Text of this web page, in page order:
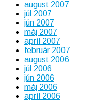
august 2007
júl 2007
jún 2007
máj 2007
apríl 2007
február 2007
august 2006
júl 2006
jún 2006
máj 2006
apríl 2006